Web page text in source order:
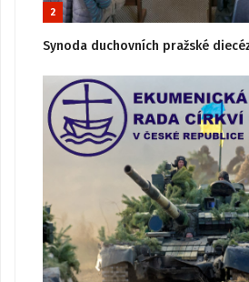
2
Synoda duchovních pražské